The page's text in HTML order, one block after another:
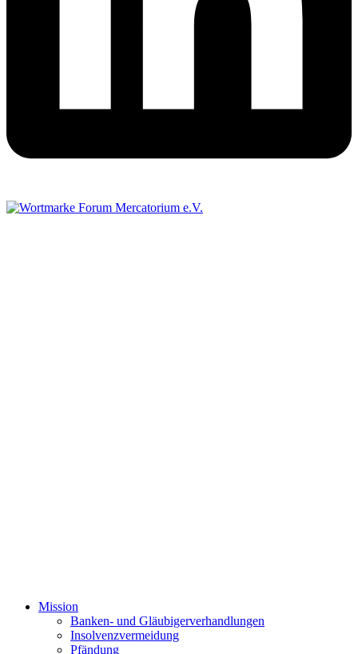
Mission
Banken- und Gläubigerverhandlungen
Insolvenzvermeidung
Pfändung